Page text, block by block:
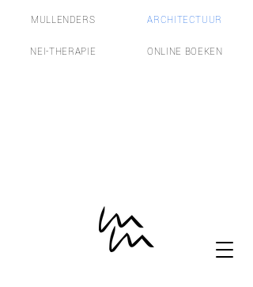
MULLENDERS ARCHITECTUUR
NEI-THERAPIE ONLINE BOEKEN